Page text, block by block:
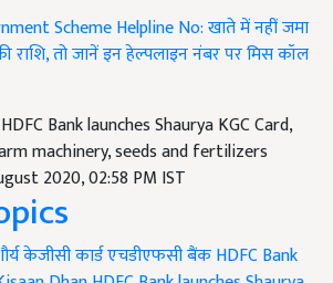
Scheme Helpline No: खाते में नहीं जमा
राशि, तो जानें इन हेल्पलाइन नंबर पर मिस कॉल
HDFC Bank launches Shaurya KGC Card,
machinery, seeds and fertilizers
2020, 02:58 PM IST
केजीसी कार्डएचडीएफसी बैंकHDFC Bank